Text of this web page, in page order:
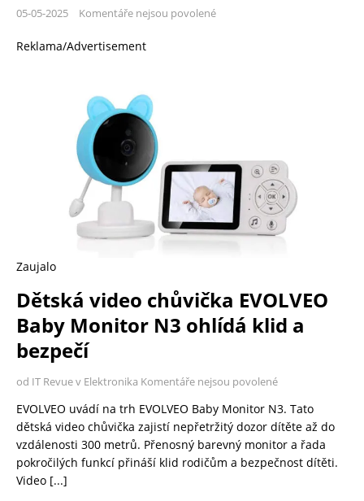
05-05-2025 Komentáře nejsou povolené
Reklama/Advertisement
Zaujalo
Dětská video chůvička EVOLVEO
Baby Monitor N3 ohlídá klid a
bezpečí
od IT Revue v Elektronika Komentáře nejsou povolené
EVOLVEO uvádí na trh EVOLVEO Baby Monitor N3. Tato
dětská video chůvička zajistí nepřetržitý dozor dítěte až do
vzdálenosti 300 metrů. Přenosný barevný monitor a řada
pokročilých funkcí přináší klid rodičům a bezpečnost dítěti.
Video [...]